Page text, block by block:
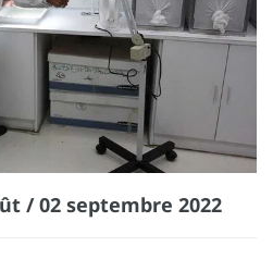
/ 02 septembre 2022